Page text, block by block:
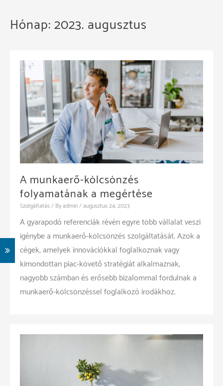
Hónap:2023. augusztus
A munkaerő-kölcsönzés
folyamatának a megértése
Szolgáltatás/ Byadmin/augusztus 24, 2023
A gyarapodó referenciák révén egyre több vállalat veszi
igénybe a munkaerő-kölcsönzés szolgáltatását. Azok a
cégek, amelyek innovációkkal foglalkoznak vagy
kimondottan piac-követő stratégiát alkalmaznak,
nagyobb számban és erősebb bizalommal fordulnak a
munkaerő-kölcsönzéssel foglalkozó irodákhoz.